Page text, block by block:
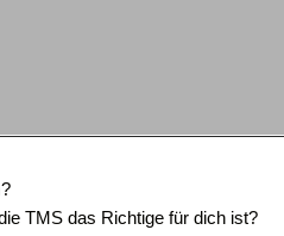
Sie auf die Schaltfläche unten.
Drittanbieter weitergegeben
TMS das Richtige für dich ist?